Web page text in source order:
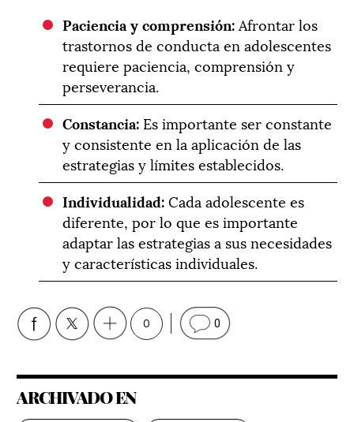
Paciencia y comprensión:Afrontar los
trastornos de conducta en adolescentes
requiere paciencia, comprensión y
perseverancia.
Constancia: Es importante ser constante
y consistente en la aplicación de las
estrategias y límites establecidos.
Individualidad:Cada adolescente es
diferente, por lo que es importante
adaptar las estrategias a sus necesidades
y características individuales.
0 0
ARCHIVADO EN